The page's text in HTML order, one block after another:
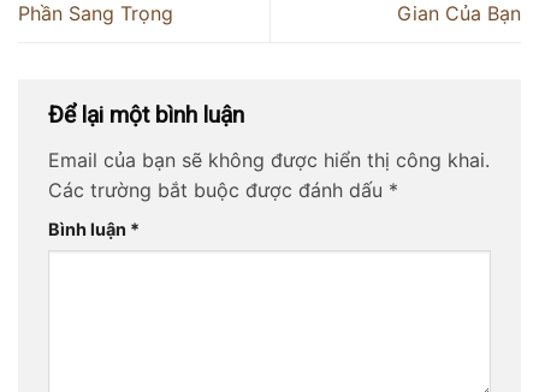
Phần Sang Trọng
Gian Của Bạn
Để lại một bình luận
Email của bạn sẽ không được hiển thị công khai.
Các trường bắt buộc được đánh dấu *
Bình luận *